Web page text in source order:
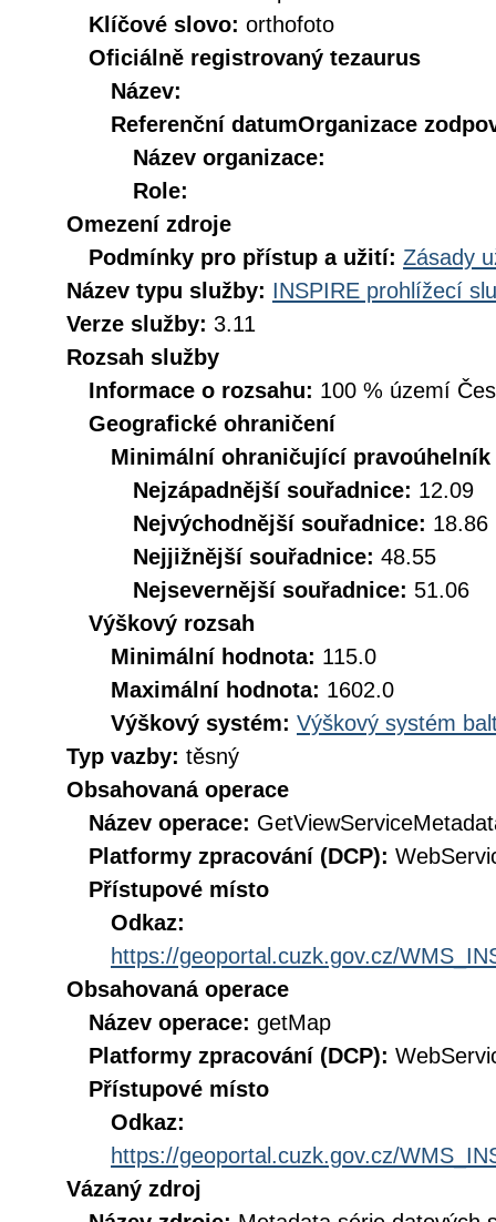
Klíčové slovo: orthofoto
Oficiálně registrovaný tezaurus
Název:
Referenční datumOrganizace
Název organizace:
Role:
Omezení zdroje
Podmínky pro přístup a užití: Zásady
Název typu služby: INSPIRE prohlížecí
Verze služby: 3.11
Rozsah služby
Informace o rozsahu: 100 % území
Geografické ohraničení
Minimální ohraničující pravoúhelník
Nejzápadnější souřadnice: 12.09
Nejvýchodnější souřadnice: 18.86
Nejjižnější souřadnice: 48.55
Nejsevernější souřadnice: 51.06
Výškový rozsah
Minimální hodnota: 115.0
Maximální hodnota: 1602.0
Výškový systém: Výškový systém
Typ vazby: těsný
Obsahovaná operace
Název operace:
Platformy zpracování (DCP):
Přístupové místo
Odkaz:
https://geoportal.cuzk.gov.cz/
Obsahovaná operace
Název operace: getMap
Platformy zpracování (DCP):
Přístupové místo
Odkaz:
https://geoportal.cuzk.gov.cz/
Vázaný zdroj